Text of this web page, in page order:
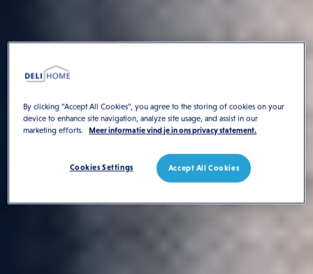
By clicking “Accept All Cookies”, you agree to the storing of cookies on your
device to enhance site navigation, analyze site usage, and assist in our
marketing efforts.
Meer informatie vind je in ons privacy statement.
Accept All Cookies
Cookies Settings